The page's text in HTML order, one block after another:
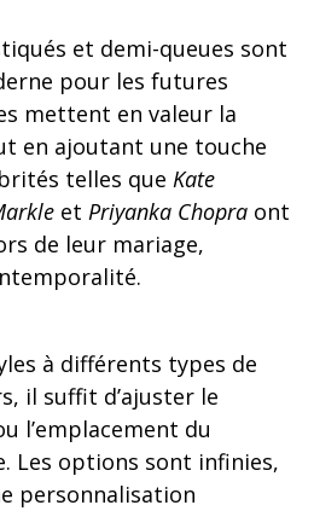
et demi-queues sont
pour les futures
mettent en valeur la
en ajoutant une touche
telles que Kate
et Priyanka Chopra ont
de leur mariage,
à différents types de
il suffit d’ajuster le
l’emplacement du
Les options sont infinies,
personnalisation